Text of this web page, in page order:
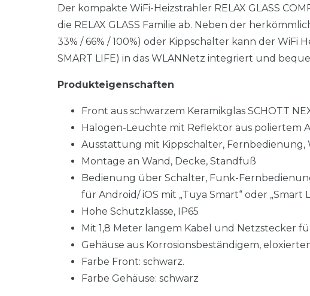
Der kompakte WiFi-Heizstrahler RELAX GLASS
die RELAX GLASS Familie ab. Neben der
33% / 66% / 100%) oder Kippschalter kann der WiFi
SMART LIFE) in das WLANNetz integriert und
Produkteigenschaften
Front aus schwarzem Keramikglas SCHOTT
Halogen-Leuchte mit Reflektor aus poliertem
Ausstattung mit Kippschalter, Fernbedienung,
Montage an Wand, Decke, Standfuß
Bedienung über Schalter, Funk-
für Android/ iOS mit „Tuya Smart“ oder „Smart
Hohe Schutzklasse, IP65
Mit 1,8 Meter langem Kabel und Netzstecker
Gehäuse aus Korrosionsbeständigem,
Farbe Front: schwarz.
Farbe Gehäuse: schwarz